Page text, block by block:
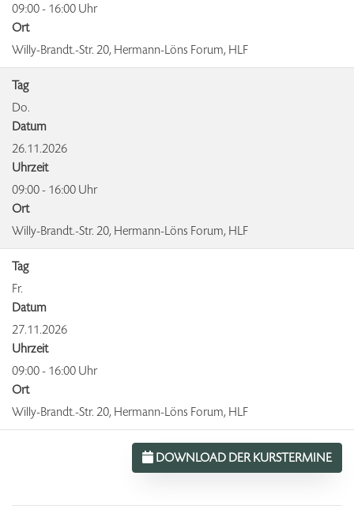
09:00 - 16:00 Uhr
Ort
Willy-Brandt.-Str. 20, Hermann-Löns Forum, HLF
Tag
Do.
Datum
26.11.2026
Uhrzeit
09:00 - 16:00 Uhr
Ort
Willy-Brandt.-Str. 20, Hermann-Löns Forum, HLF
Tag
Fr.
Datum
27.11.2026
Uhrzeit
09:00 - 16:00 Uhr
Ort
Willy-Brandt.-Str. 20, Hermann-Löns Forum, HLF
DOWNLOAD DER KURSTERMINE